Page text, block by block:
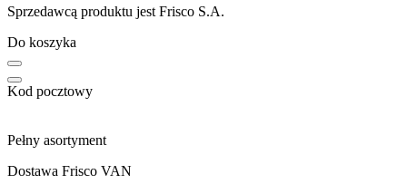
Sprzedawcą produktu jest Frisco S.A.
Do koszyka
Kod pocztowy
Pełny asortyment
Dostawa Frisco VAN